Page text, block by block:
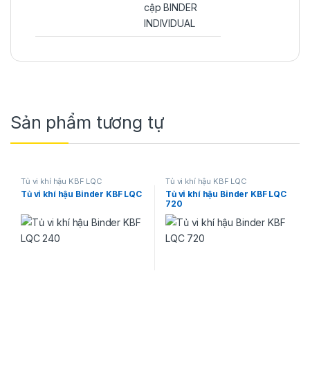
cập BINDER
INDIVIDUAL
Sản phẩm tương tự
Tủ vi khí hậu KBF LQC
Tủ vi khí hậu Binder KBF LQC
Tủ vi khí hậu KBF LQC
Tủ vi khí hậu Binder KBF LQC
720